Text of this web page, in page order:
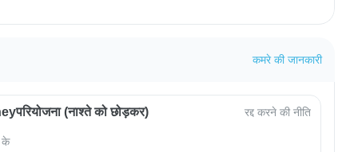
कमरे की जानकारी
(नाश्ते को छोड़कर) रद्द करने की नीति
के